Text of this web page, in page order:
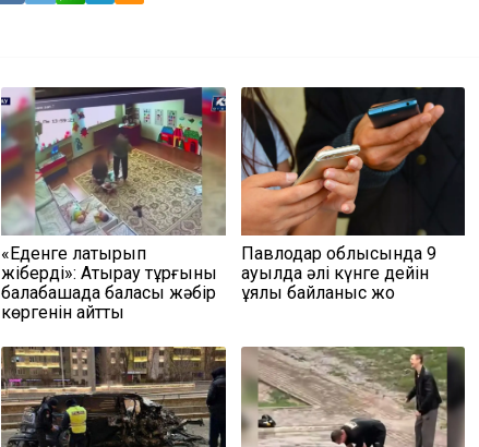
«Еденге лақтырып
жіберді»: Атырау тұрғыны
балабақшада баласы жәбір
көргенін айтты
Павлодар облысында 9
ауылда әлі күнге дейін
ұялы байланыс жоқ